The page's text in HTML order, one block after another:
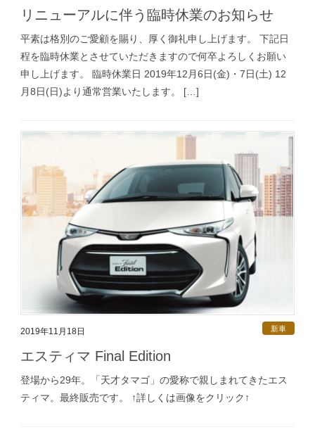
リニューアルに伴う臨時休業のお知らせ
平素は格別のご愛顧を賜り、厚く御礼申し上げます。 下記日
程を臨時休業とさせていただきますので何卒よろしくお願い
申し上げます。 臨時休業日 2019年12月6日(金)・7日(土) 12
月8日(日)より通常営業いたします。 […]
2019年11月18日 新車
エスティマ Final Edition
登場から29年。「天才タマゴ」の愛称で親しまれてきたエス
ティマ。最終販売です。 ↑詳しくは画像をクリック↑